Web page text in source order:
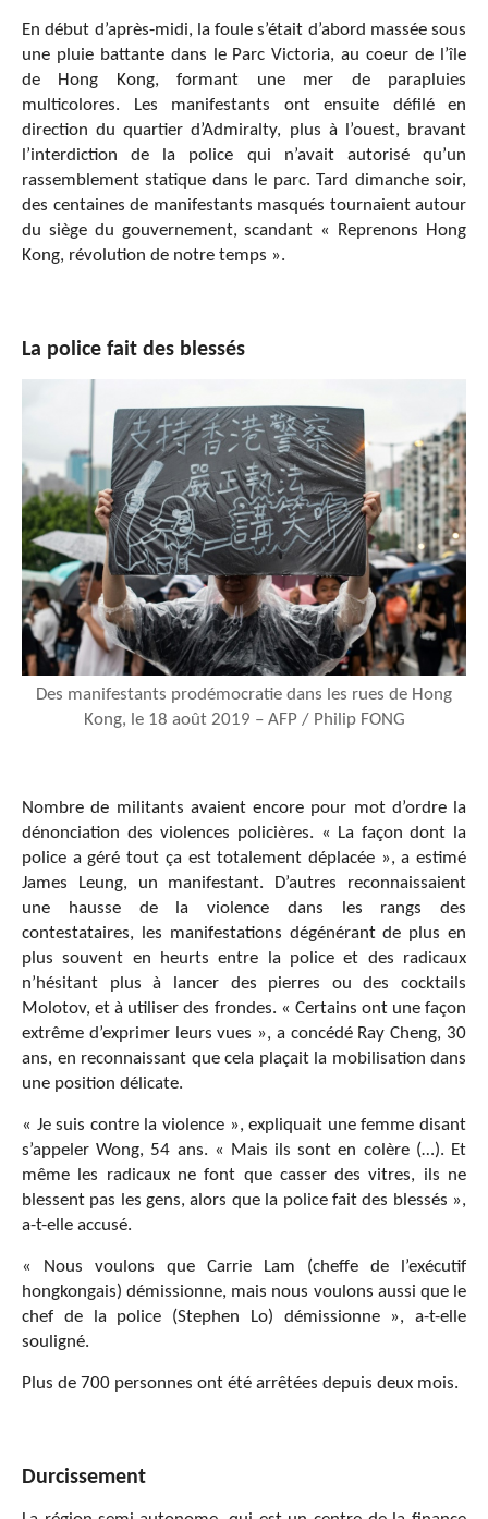
En début d’après-midi, la foule s’était d’abord massée sous
une pluie battante dans le Parc Victoria, au coeur de l’île
de Hong Kong, formant une mer de parapluies
multicolores. Les manifestants ont ensuite défilé en
direction du quartier d’Admiralty, plus à l’ouest, bravant
l’interdiction de la police qui n’avait autorisé qu’un
rassemblement statique dans le parc. Tard dimanche soir,
des centaines de manifestants masqués tournaient autour
du siège du gouvernement, scandant « Reprenons Hong
Kong, révolution de notre temps ».
La police fait des blessés
Des manifestants prodémocratie dans les rues de Hong
Kong, le 18 août 2019 – AFP / Philip FONG
Nombre de militants avaient encore pour mot d’ordre la
dénonciation des violences policières. « La façon dont la
police a géré tout ça est totalement déplacée », a estimé
James Leung, un manifestant. D’autres reconnaissaient
une hausse de la violence dans les rangs des
contestataires, les manifestations dégénérant de plus en
plus souvent en heurts entre la police et des radicaux
n’hésitant plus à lancer des pierres ou des cocktails
Molotov, et à utiliser des frondes. « Certains ont une façon
extrême d’exprimer leurs vues », a concédé Ray Cheng, 30
ans, en reconnaissant que cela plaçait la mobilisation dans
une position délicate.
« Je suis contre la violence », expliquait une femme disant
s’appeler Wong, 54 ans. « Mais ils sont en colère (…). Et
même les radicaux ne font que casser des vitres, ils ne
blessent pas les gens, alors que la police fait des blessés »,
a-t-elle accusé.
« Nous voulons que Carrie Lam (cheffe de l’exécutif
hongkongais) démissionne, mais nous voulons aussi que le
chef de la police (Stephen Lo) démissionne », a-t-elle
souligné.
Plus de 700 personnes ont été arrêtées depuis deux mois.
Durcissement